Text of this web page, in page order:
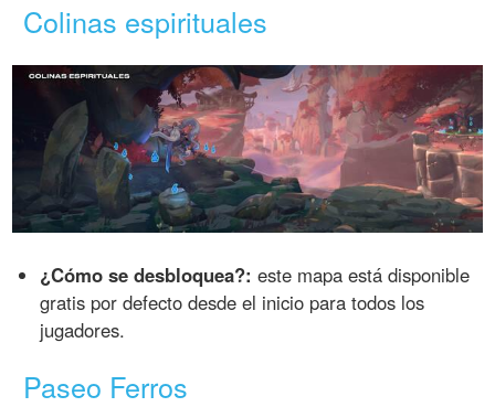
Colinas espirituales
¿Cómo se desbloquea?: este mapa está disponible
gratis por defecto desde el inicio para todos los
jugadores.
Paseo Ferros